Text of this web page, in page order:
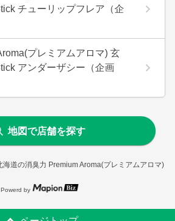
海道の消臭力 Premium Aroma(プレミアムアロマ)
チューリップフレア（企
プレミアムアロマ) 玄
アンダーザシー（企画
地図で店舗を探す
Powerd by